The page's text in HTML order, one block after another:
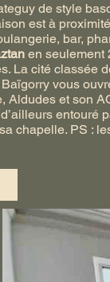
de style
est à
bar,
en seulement
La cité classée
vous
Aldudes et son
entouré
chapelle. PS :